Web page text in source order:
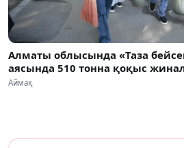
Алматы облысында «Таза
аясында 510 тонна қоқыс
Аймақ